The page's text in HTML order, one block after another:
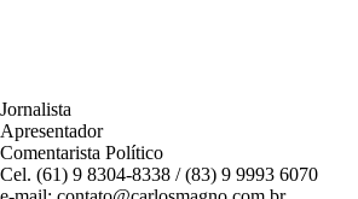
Jornalista
Apresentador
Comentarista Político
Cel. (61) 9 8304-8338 / (83) 9 9993 6070